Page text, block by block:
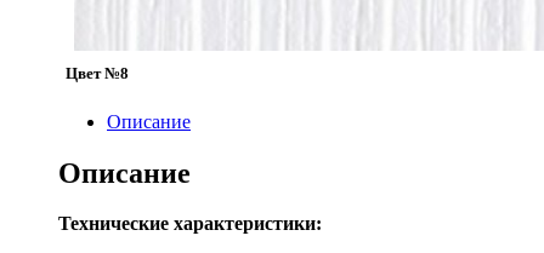
Цвет №8
Описание
Описание
Технические характеристики: